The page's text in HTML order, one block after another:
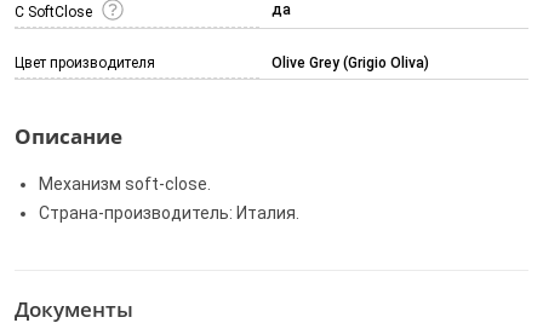
С SoftClose да
Цвет производителя Olive Grey (Grigio Oliva)
Описание
Механизм soft-close.
Страна-производитель: Италия.
Документы